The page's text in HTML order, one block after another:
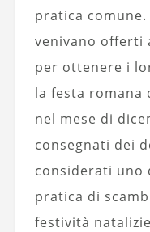
pratica
venivano offerti
per ottenere i
la festa romana
nel mese di
consegnati dei
considerati uno
pratica di
festività